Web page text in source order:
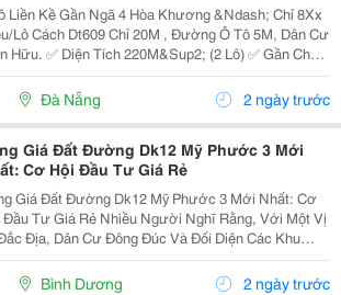
Liền Kề Gần Ngã 4 Hòa Khương &Ndash; Chỉ 8Xx
, Đường Ô Tô 5M, Dân Cư
Hữu. ✅ Diện Tích 220M&Sup2; (2 Lô) ✅ Gần Chợ,
Bệnh Viện, Ubnd (500M) ✅ Sổ Hồng Riêng
&Ndash; Công Chứng Ngay Giá Chỉ Từ 8Xx...
Đà Nẵng 2 ngày trước
Giá Đất Đường Dk12 Mỹ Phước 3 Mới
Cơ Hội Đầu Tư Giá Rẻ
Giá Đất Đường Dk12 Mỹ Phước 3 Mới Nhất: Cơ
Giá Rẻ Nhiều Người Nghĩ Rằng, Với Một Vị
Địa, Dân Cư Đông Đúc Và Đối Diện Các Khu
Nghiệp Lớn Như Vậy, Giá Đất Tại Đường Dk12 Sẽ
Cùng Đắt Đỏ. Tuy Nhiên, Sự Thật Lại Hoàn Toàn...
Bình Dương 2 ngày trước